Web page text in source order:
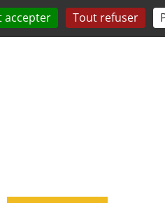
accepter Tout refuser